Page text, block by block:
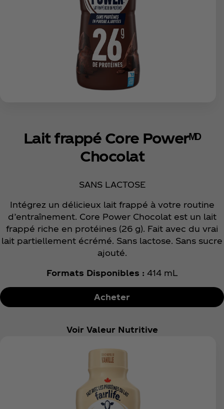
Lait frappé Core Powerᴹᴰ
Chocolat
SANS LACTOSE
Intégrez un délicieux lait frappé à votre routine
d’entraînement. Core Power Chocolat est un lait
frappé riche en protéines (26 g). Fait avec du vrai
lait partiellement écrémé. Sans lactose. Sans sucre
ajouté.
Formats Disponibles : 414 mL
Acheter
Voir Valeur Nutritive